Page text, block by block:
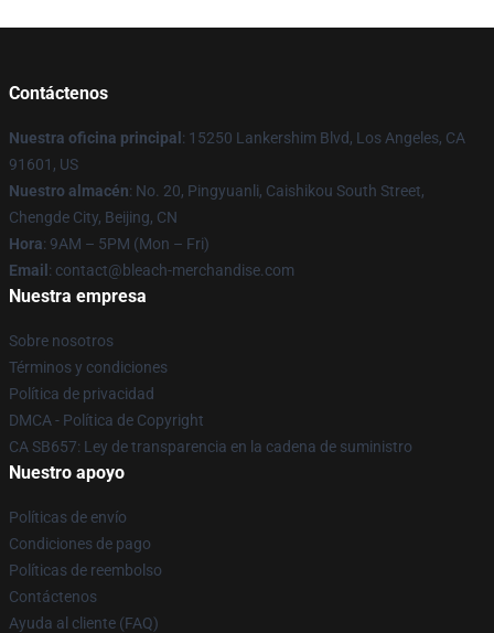
Contáctenos
Nuestra oficina principal : 15250 Lankershim Blvd, Los Angeles, CA
91601, US
Nuestro almacén: No. 20, Pingyuanli, Caishikou South Street,
Chengde City, Beijing, CN
Hora: 9AM – 5PM (Mon – Fri)
Email : contact@bleach-merchandise.com
Nuestra empresa
Sobre nosotros
Términos y condiciones
Política de privacidad
DMCA - Política de Copyright
CA SB657: Ley de transparencia en la cadena de suministro
Nuestro apoyo
Políticas de envío
Condiciones de pago
Políticas de reembolso
Contáctenos
Ayuda al cliente (FAQ)